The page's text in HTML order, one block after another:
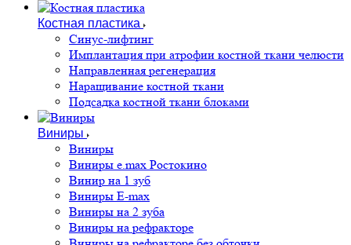
Костная пластика
Cинус-лифтинг
Имплантация при атрофии костной ткани челюсти
Направленная регенерация
Наращивание костной ткани
Подсадка костной ткани блоками
Виниры
Виниры
Виниры e.max Ростокино
Винир на 1 зуб
Виниры E-max
Виниры на 2 зуба
Виниры на рефракторе